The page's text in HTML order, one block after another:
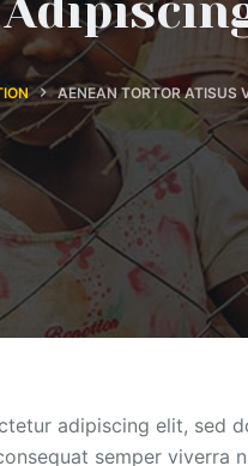
AENEAN TORTOR ATISUS
adipiscing elit, sed
semper viverra